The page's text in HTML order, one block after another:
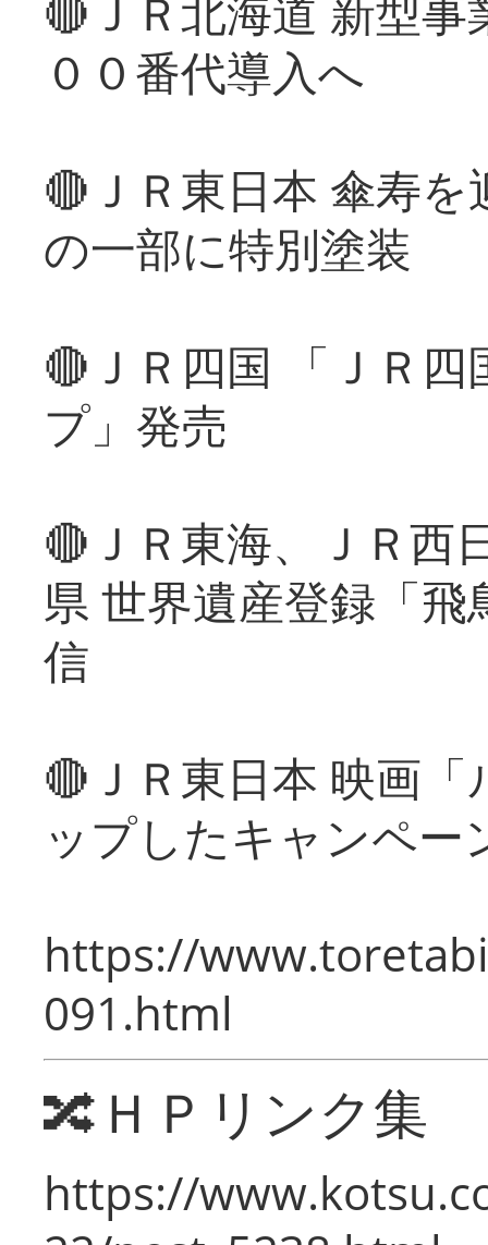
🔴ＪＲ北海道 新型
００番代導入へ
🔴ＪＲ東日本 傘寿
の一部に特別塗装
🔴ＪＲ四国 「ＪＲ
プ」発売
🔴ＪＲ東海、ＪＲ西
県 世界遺産登録「
信
🔴ＪＲ東日本 映画
ップしたキャンペー
https://
091.html
🔀ＨＰリンク集
https://